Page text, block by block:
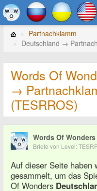
Partnachklamm
Deutschland →
Words Of
→
(TESRROS)
Words Of
Briefe von Level:
Auf dieser Seite haben
gesammelt, um das
Of Wonders